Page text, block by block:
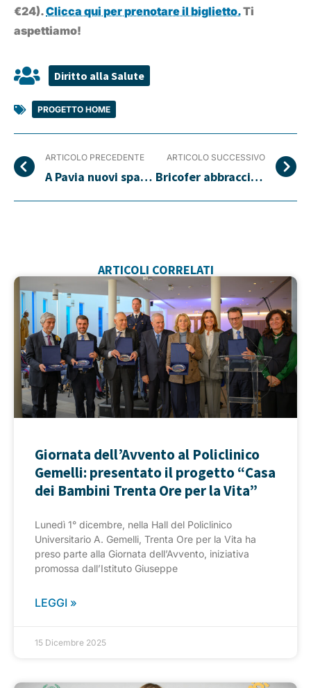
€24).Clicca qui per prenotare il biglietto.Ti
aspettiamo!
Diritto alla Salute
PROGETTO HOME
ARTICOLO PRECEDENTE
A Pavia nuovi spazi per i bambini malati di tumore
ARTICOLO SUCCESSIVO
Bricofer abbraccia il Progetto Home di Trenta Ore per la Vita
ARTICOLI CORRELATI
Giornata dell’Avvento al Policlinico
Gemelli: presentato il progetto “Casa
dei Bambini Trenta Ore per la Vita”
Lunedì 1° dicembre, nella Hall del Policlinico
Universitario A. Gemelli, Trenta Ore per la Vita ha
preso parte alla Giornata dell’Avvento, iniziativa
promossa dall’Istituto Giuseppe
LEGGI »
15 Dicembre 2025